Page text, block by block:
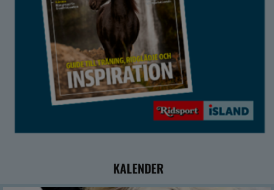
KALENDER